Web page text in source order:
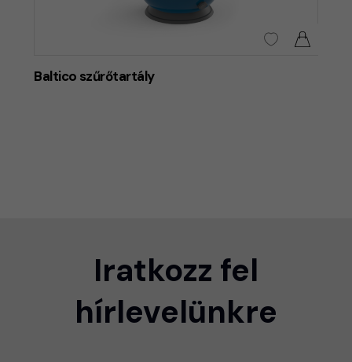
Baltico szűrőtartály
Iratkozz fel
hírlevelünkre